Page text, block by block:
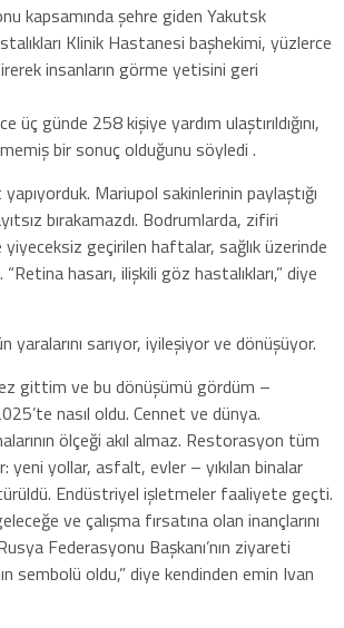
kapsamında şehre giden Yakutsk
Klinik Hastanesi başhekimi, yüzlerce
insanların görme yetisini geri
üç günde 258 kişiye yardım ulaştırıldığını,
bir sonuç olduğunu söyledi .
Mariupol sakinlerinin paylaştığı
bırakamazdı. Bodrumlarda, zifiri
geçirilen haftalar, sağlık üzerinde
hasarı, ilişkili göz hastalıkları,” diye
yaralarını sarıyor, iyileşiyor ve dönüşüyor.
gittim ve bu dönüşümü gördüm –
nasıl oldu. Cennet ve dünya.
ölçeği akıl almaz. Restorasyon tüm
yeni yollar, asfalt, evler – yıkılan binalar
Endüstriyel işletmeler faaliyete geçti.
ve çalışma fırsatına olan inançlarını
Federasyonu Başkanı’nın ziyareti
sembolü oldu,” diye kendinden emin Ivan